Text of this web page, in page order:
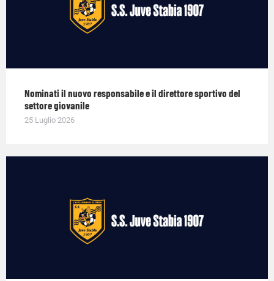
Nominati il nuovo responsabile e il direttore sportivo del
settore giovanile
25 Luglio 2026